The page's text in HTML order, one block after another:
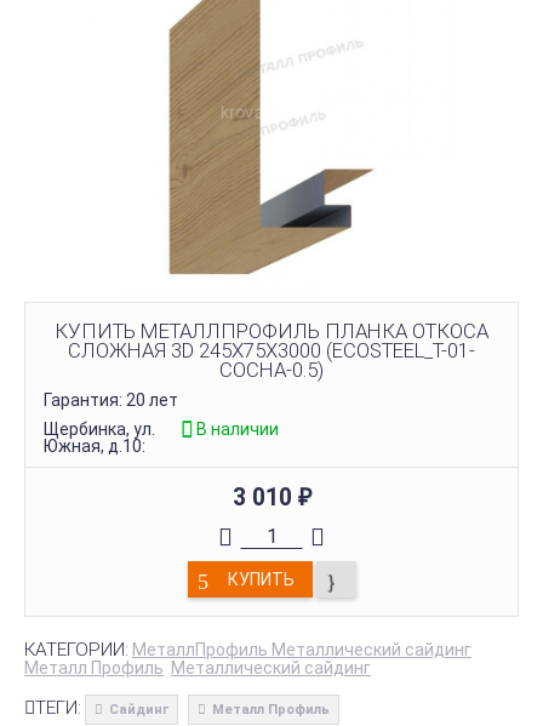
КУПИТЬ МЕТАЛЛПРОФИЛЬ ПЛАНКА ОТКОСА
СЛОЖНАЯ 3D 245Х75Х3000 (ECOSTEEL_T-01-
СОСНА-0.5)
Гарантия: 20 лет
Щербинка, ул.
Южная, д.10:
В наличии
3 010 ₽
КУПИТЬ
КАТЕГОРИИ: МеталлПрофиль Металлический сайдинг
Металл Профиль Металлический сайдинг
ТЕГИ: Сайдинг Металл Профиль